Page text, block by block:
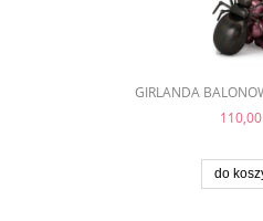
GIRLANDA
110,00
do